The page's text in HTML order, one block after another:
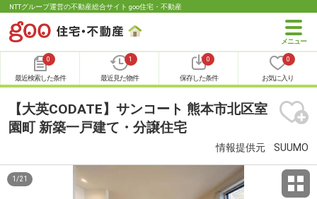
NTTグループ運営の不動産総合サイト goo住宅・不動産
0
最近検索した条件
1
最近見た物件
0
保存した条件
0
お気に入り
【大英CODATE】サンコート 熊本市北区室
園町 新築一戸建て・分譲住宅
情報提供元 SUUMO
1 /21